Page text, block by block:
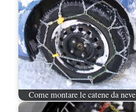
Come montare le catene da neve